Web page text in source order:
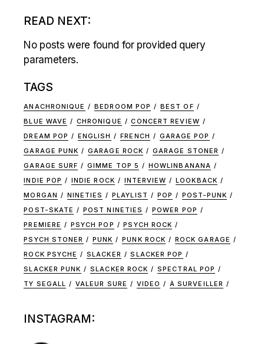
READ NEXT:
No posts were found for provided query
parameters.
TAGS
ANACHRONIQUE BEDROOM POP
BEST OF
BLUE WAVE
CHRONIQUE
CONCERT REVIEW
DREAM POP
ENGLISH FRENCH
GARAGE POP
GARAGE PUNK
GARAGE ROCK
GARAGE STONER
GARAGE SURF
GIMME TOP 5
HOWLINBANANA
INDIE POP
INDIE ROCK INTERVIEW
LOOKBACK
MORGAN
NINETIES PLAYLIST POP
POST-PUNK
POST-SKATE
POST NINETIES
POWER POP
PREMIERE
PSYCH POP
PSYCH ROCK
PSYCH STONER
PUNK PUNK ROCK
ROCK GARAGE
ROCK PSYCHE
SLACKER
SLACKER POP
SLACKER PUNK
SLACKER ROCK
SPECTRAL POP
TY SEGALL
VALEUR SURE VIDEO À SURVEILLER
INSTAGRAM: